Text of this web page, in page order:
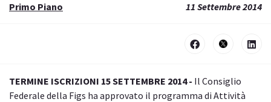
Primo Piano 11 Settembre 2014
TERMINE ISCRIZIONI 15 SETTEMBRE 2014 - Il Consiglio
Federale della Figs ha approvato il programma di Attività